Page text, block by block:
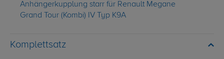
Anhängerkupplung starr für Renault Megane
Grand Tour (Kombi) IV Typ K9A
Komplettsatz